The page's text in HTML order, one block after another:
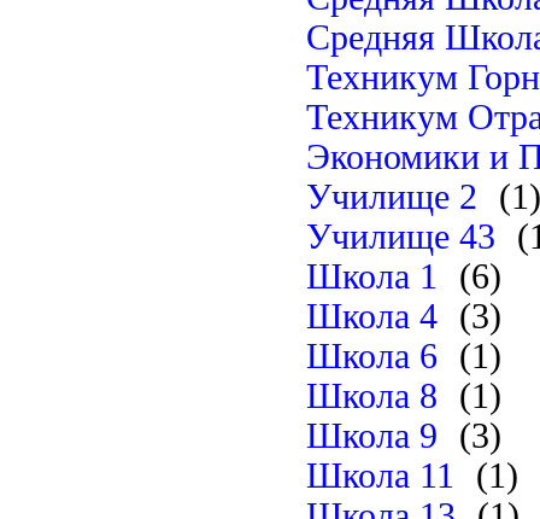
Средняя
Техникум
Техникум
Экономики и
Училище 2
(1)
Училище 43
Школа 1
(6)
Школа 4 (3)
Школа 6
(1)
Школа 8
(1)
Школа 9
(3)
Школа 11
(1)